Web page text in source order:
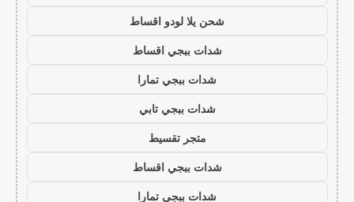
شحن يلا لودو اقساط
شدات ببجي اقساط
شدات ببجي تمارا
شدات ببجي تابي
متجر تقسيط
شدات ببجي اقساط
شدات ببجي تمارا